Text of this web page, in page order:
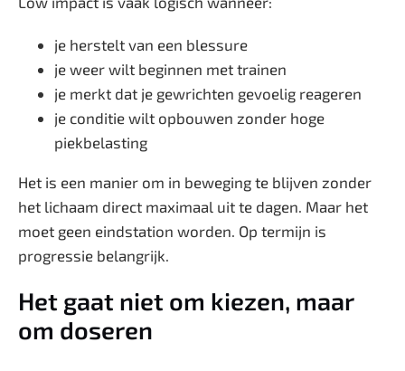
je herstelt van een blessure
je weer wilt beginnen met trainen
je merkt dat je gewrichten gevoelig reageren
je conditie wilt opbouwen zonder hoge
piekbelasting
Het is een manier om in beweging te blijven zonder
het lichaam direct maximaal uit te dagen. Maar het
moet geen eindstation worden. Op termijn is
progressie belangrijk.
Het gaat niet om kiezen, maar
om doseren